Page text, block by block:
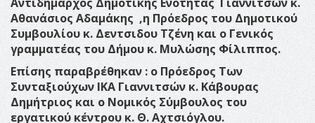
Αθανάσιος Αδαμάκης ,η Πρόεδρος του Δημοτικού
Συμβουλίου κ. Δεντσιδου Τζένη και ο Γενικός
γραμματέας του Δήμου κ. Μυλώσης Φίλιππος.
Επίσης παραβρέθηκαν : ο Πρόεδρος Των
Συνταξιούχων ΙΚΑ Γιαννιτσών κ. Κάβουρας
Δημήτριος και ο Νομικός Σύμβουλος του
εργατικού κέντρου κ. Θ. Αχτσιόγλου.